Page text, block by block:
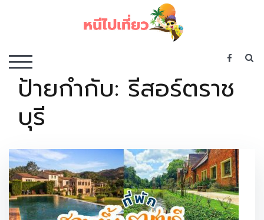
TOGGLE MOBILE MENU
ป้ายกำกับ: รีสอร์ตราช
บุรี